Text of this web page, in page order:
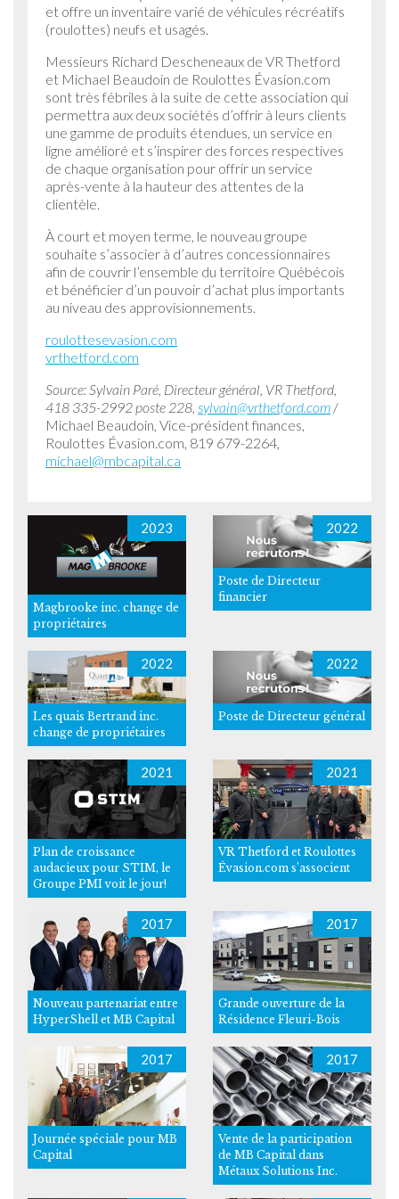
et offre un inventaire varié de véhicules récréatifs
(roulottes) neufs et usagés.
Messieurs Richard Descheneaux de VR Thetford
et Michael Beaudoin de Roulottes Évasion.com
sont très fébriles à la suite de cette association qui
permettra aux deux sociétés d’offrir à leurs clients
une gamme de produits étendues, un service en
ligne amélioré et s’inspirer des forces respectives
de chaque organisation pour offrir un service
après-vente à la hauteur des attentes de la
clientèle.
À court et moyen terme, le nouveau groupe
souhaite s’associer à d’autres concessionnaires
afin de couvrir l’ensemble du territoire Québécois
et bénéficier d’un pouvoir d’achat plus importants
au niveau des approvisionnements.
roulottesevasion.com
vrthetford.com
Source: Sylvain Paré, Directeur général, VR Thetford,
418 335-2992 poste 228,sylvain@vrthetford.com /
Michael Beaudoin, Vice-président finances,
Roulottes Évasion.com, 819 679-2264,
michael@mbcapital.ca
2023
Magbrooke inc. change de
propriétaires
2022
Poste de Directeur
financier
2022
Les quais Bertrand inc.
change de propriétaires
2022
Poste de Directeur général
2021
Plan de croissance
audacieux pour STIM, le
Groupe PMI voit le jour!
2021
VR Thetford et Roulottes
Évasion.com s’associent
2017
Nouveau partenariat entre
HyperShell et MB Capital
2017
Grande ouverture de la
Résidence Fleuri-Bois
2017
Journée spéciale pour MB
Capital
2017
Vente de la participation
de MB Capital dans
Métaux Solutions Inc.